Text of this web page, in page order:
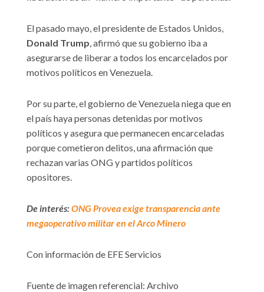
El pasado mayo, el presidente de Estados Unidos,
Donald Trump, afirmó que su gobierno iba a
asegurarse de liberar a todos los encarcelados por
motivos políticos en Venezuela.
Por su parte, el gobierno de Venezuela niega que en
el país haya personas detenidas por motivos
políticos y asegura que permanecen encarceladas
porque cometieron delitos, una afirmación que
rechazan varias ONG y partidos políticos
opositores.
De interés:ONG Provea exige transparencia ante
megaoperativo militar en el Arco Minero
Con información de EFE Servicios
Fuente de imagen referencial: Archivo